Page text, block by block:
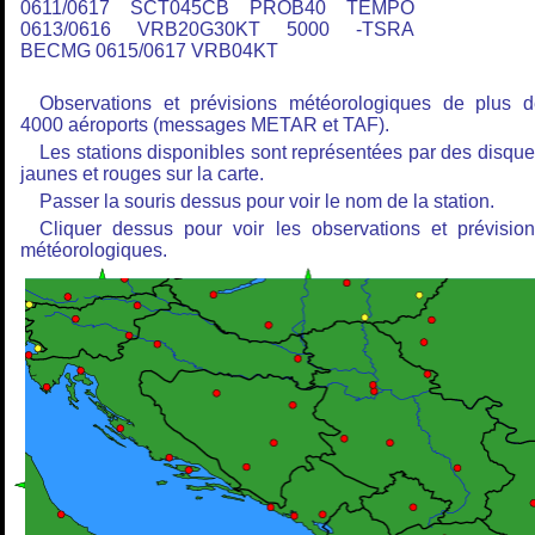
0611/0617 SCT045CB PROB40 TEMPO
0613/0616 VRB20G30KT 5000 -TSRA
BECMG 0615/0617 VRB04KT
Observations et prévisions météorologiques de plus
4000 aéroports (messages METAR et TAF).
Les stations disponibles sont représentées par des
jaunes et rouges sur la carte.
Passer la souris dessus pour voir le nom de la station.
Cliquer dessus pour voir les observations et
météorologiques.